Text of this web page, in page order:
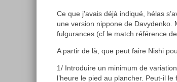
Ce que j’avais déjà indiqué, hélas
une version nippone de Davydenko.
fulgurances (cf le match référence
A partir de là, que peut faire Nishi
1/ Introduire un minimum de
l’heure le pied au plancher. Peut-il